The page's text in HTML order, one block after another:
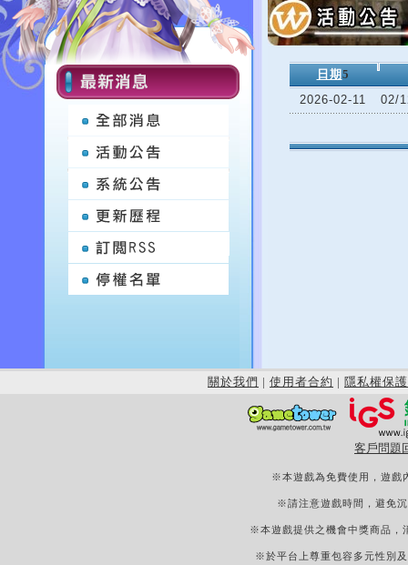
日期 5
2026-02-11
02/
關於我們 | 使用者合約 | 隱私權保護
客戶問題
※本遊戲為免費使用，遊戲
※請注意遊戲時間，避免
※本遊戲提供之機會中獎商品，
※於平台上尊重包容多元性別